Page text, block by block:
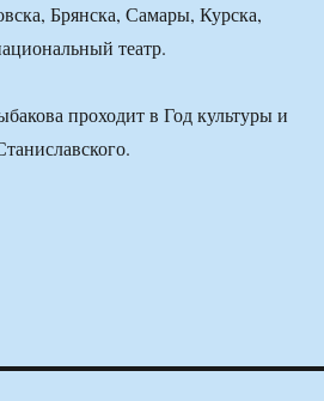
Брянска, Самары, Курска,
театр.
проходит в Год культуры и